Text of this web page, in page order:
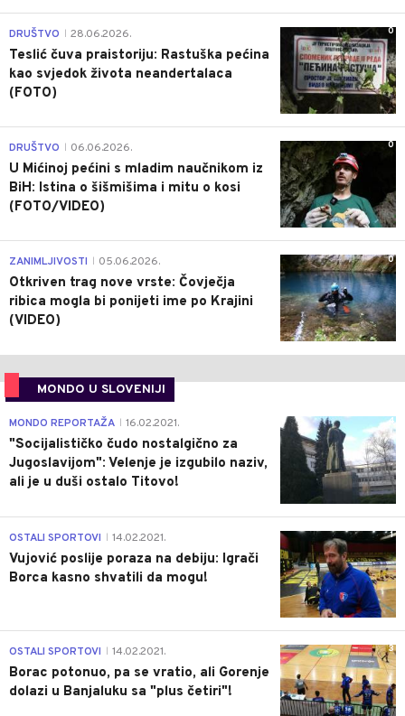
0
DRUŠTVO 28.06.2026.
Teslić čuva praistoriju: Rastuška pećina
kao svjedok života neandertalaca
(FOTO)
0
DRUŠTVO 06.06.2026.
U Mićinoj pećini s mladim naučnikom iz
BiH: Istina o šišmišima i mitu o kosi
(FOTO/VIDEO)
0
ZANIMLJIVOSTI 05.06.2026.
Otkriven trag nove vrste: Čovječja
ribica mogla bi ponijeti ime po Krajini
(VIDEO)
MONDO U SLOVENIJI
4
MONDO REPORTAŽA 16.02.2021.
"Socijalističko čudo nostalgično za
Jugoslavijom": Velenje je izgubilo naziv,
ali je u duši ostalo Titovo!
1
OSTALI SPORTOVI 14.02.2021.
Vujović poslije poraza na debiju: Igrači
Borca kasno shvatili da mogu!
3
OSTALI SPORTOVI 14.02.2021.
Borac potonuo, pa se vratio, ali Gorenje
dolazi u Banjaluku sa "plus četiri"!